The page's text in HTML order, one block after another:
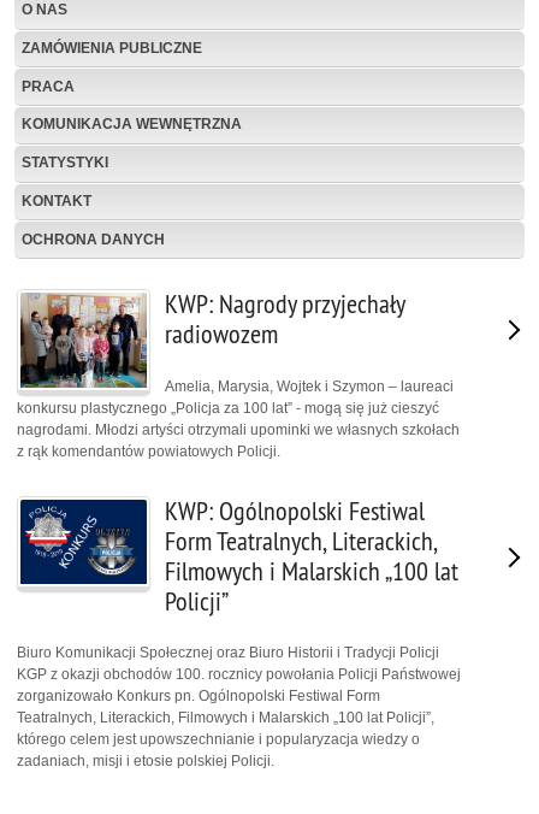
O NAS
ZAMÓWIENIA PUBLICZNE
PRACA
KOMUNIKACJA WEWNĘTRZNA
STATYSTYKI
KONTAKT
OCHRONA DANYCH
KWP: Nagrody przyjechały
radiowozem
Amelia, Marysia, Wojtek i Szymon – laureaci
konkursu plastycznego „Policja za 100 lat” - mogą się już cieszyć
nagrodami. Młodzi artyści otrzymali upominki we własnych szkołach
z rąk komendantów powiatowych Policji.
KWP: Ogólnopolski Festiwal
Form Teatralnych, Literackich,
Filmowych i Malarskich „100 lat
Policji”
Biuro Komunikacji Społecznej oraz Biuro Historii i Tradycji Policji
KGP z okazji obchodów 100. rocznicy powołania Policji Państwowej
zorganizowało Konkurs pn. Ogólnopolski Festiwal Form
Teatralnych, Literackich, Filmowych i Malarskich „100 lat Policji”,
którego celem jest upowszechnianie i popularyzacja wiedzy o
zadaniach, misji i etosie polskiej Policji.